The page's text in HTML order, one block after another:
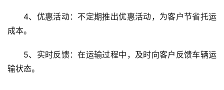
4、优惠活动：不定期推出优惠活动，为客户节省托运
成本。
5、实时反馈：在运输过程中，及时向客户反馈车辆运
输状态。